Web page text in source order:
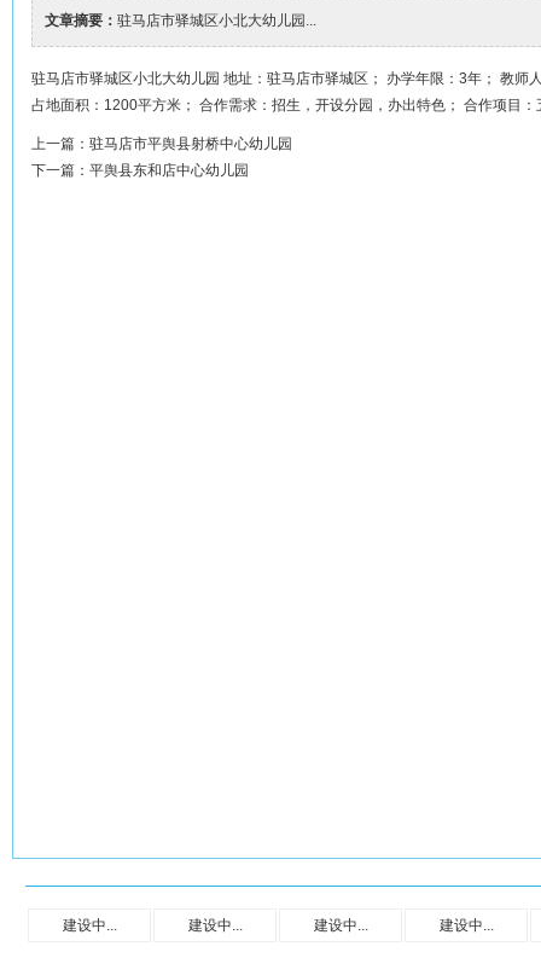
文章摘要： 驻马店市驿城区小北大幼儿园...
驻马店市驿城区小北大幼儿园 地址：驻马店市驿城区； 办学年限：3年； 教
占地面积：1200平方米； 合作需求：招生，开设分园，办出特色； 合作项目：
上一篇： 驻马店市平舆县射桥中心幼儿园
下一篇： 平舆县东和店中心幼儿园
建设中... 建设中... 建设中... 建设中...